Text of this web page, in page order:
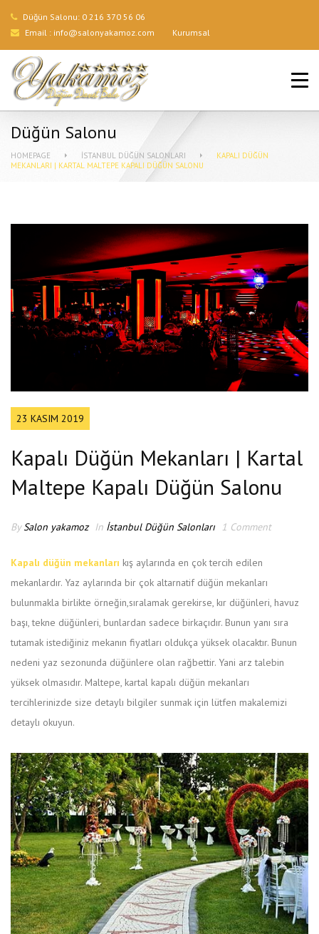
Düğün Salonu: 0 216 370 56 06
Email : info@salonyakamoz.com Kurumsal
ANA SAYFA
HIZMETLERIMIZ
GALERI
İLETIŞIM
Düğün Salonu
HOMEPAGE İSTANBUL DÜĞÜN SALONLARI
KAPALI DÜĞÜN
MEKANLARI | KARTAL MALTEPE KAPALI DÜĞÜN SALONU
23 KASIM 2019
Kapalı Düğün Mekanları | Kartal
Maltepe Kapalı Düğün Salonu
BySalon yakamoz In İstanbul Düğün Salonları 1 Comment
Kapalı düğün mekanları kış aylarında en çok tercih edilen
mekanlardır. Yaz aylarında bir çok altarnatif düğün mekanları
bulunmakla birlikte örneğin,sıralamak gerekirse, kır düğünleri, havuz
başı, tekne düğünleri, bunlardan sadece birkaçıdır. Bunun yanı sıra
tutamak istediğiniz mekanın fiyatları oldukça yüksek olacaktır. Bunun
nedeni yaz sezonunda düğünlere olan rağbettir. Yani arz talebin
yüksek olmasıdır. Maltepe, kartal kapalı düğün mekanları
tercihlerinizde size detaylı bilgiler sunmak için lütfen makalemizi
detaylı okuyun.